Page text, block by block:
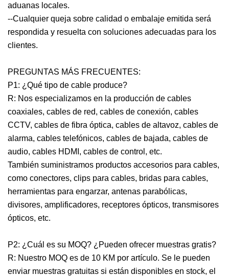
aduanas locales.
--Cualquier queja sobre calidad o embalaje emitida será
respondida y resuelta con soluciones adecuadas para los
clientes.
PREGUNTAS MÁS FRECUENTES:
P1: ¿Qué tipo de cable produce?
R: Nos especializamos en la producción de cables
coaxiales, cables de red, cables de conexión, cables
CCTV, cables de fibra óptica, cables de altavoz, cables de
alarma, cables telefónicos, cables de bajada, cables de
audio, cables HDMI, cables de control, etc.
También suministramos productos accesorios para cables,
como conectores, clips para cables, bridas para cables,
herramientas para engarzar, antenas parabólicas,
divisores, amplificadores, receptores ópticos, transmisores
ópticos, etc.
P2: ¿Cuál es su MOQ? ¿Pueden ofrecer muestras gratis?
R: Nuestro MOQ es de 10 KM por artículo. Se le pueden
enviar muestras gratuitas si están disponibles en stock, el